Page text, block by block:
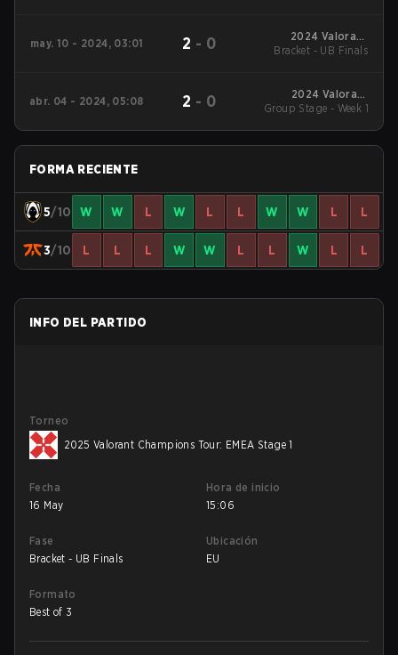
may. 10 - 2024, 03:01 2 - 0
2024 Valorant
Champions Tour
Bracket - UB Finals
abr. 04 - 2024, 05:08 2 - 0
2024 Valorant
Champions Tour EMEA
Group Stage - Week 1
FORMA RECIENTE
5/10 W W L W L L W W L L
3/10 L L L W W L L W L L
INFO DEL PARTIDO
Torneo
2025 Valorant Champions Tour: EMEA Stage 1
Fecha
16 May
Hora de inicio
15:06
Fase
Bracket - UB Finals
Ubicación
EU
Formato
Best of 3